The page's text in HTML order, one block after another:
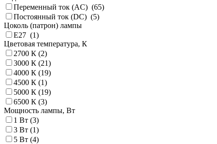
Переменный ток (AC) (65)
Постоянный ток (DC) (5)
Цоколь (патрон) лампы
E27 (1)
Цветовая температура, К
2700 К (2)
3000 К (21)
4000 К (19)
4500 К (1)
5000 К (19)
6500 К (3)
Мощность лампы, Вт
1 Вт (3)
3 Вт (1)
5 Вт (4)